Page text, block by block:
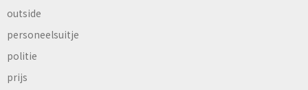
outside
personeelsuitje
politie
prijs